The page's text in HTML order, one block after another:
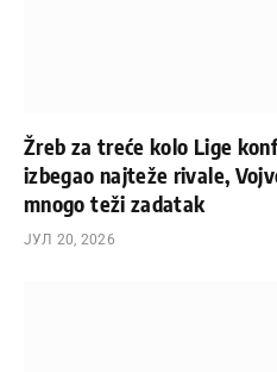
Žreb za treće kolo Lige
izbegao najteže rivale,
mnogo teži zadatak
ЈУЛ 20, 2026